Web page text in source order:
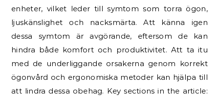
enheter, vilket leder till symtom som torra ögon,
ljuskänslighet och nacksmärta. Att känna igen
dessa symtom är avgörande, eftersom de kan
hindra både komfort och produktivitet. Att ta itu
med de underliggande orsakerna genom korrekt
ögonvård och ergonomiska metoder kan hjälpa till
att lindra dessa obehag. Key sections in the article: